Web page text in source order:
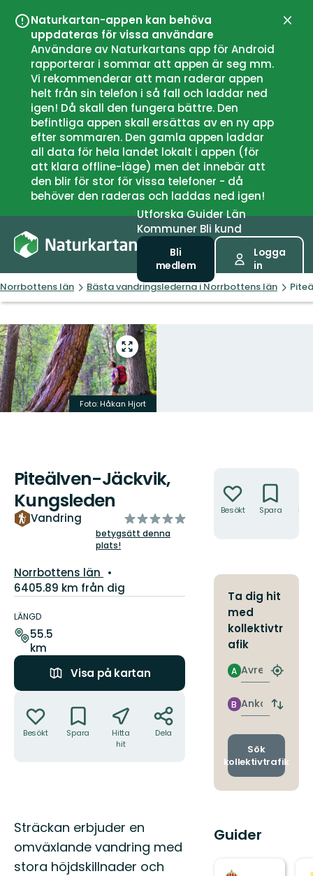
Naturkartan-appen kan behöva
uppdateras för vissa användare
Användare av Naturkartans app för Android
rapporterar i sommar att appen är seg mm.
Vi rekommenderar att man raderar appen
helt från sin telefon i så fall och laddar ned
igen! Då skall den fungera bättre. Den
befintliga appen skall ersättas av en ny app
efter sommaren. Den gamla appen laddar
all data för hela landet lokalt i appen (för
att klara offline-läge) men det innebär att
den blir för stor för vissa telefoner - då
behöver den raderas och laddas ned igen!
UtforskaGuiderLän
Kommuner Bli kund
Bli
medlem
Logga
in
Norrbottens län Bästa vandringslederna i Norrbottens län
Gå
till
helskärmsläge
Foto: Håkan Hjort
Piteälven-Jäckvik,
Kungsleden
Vandring
av
5
betygsätt denna
plats!
Län:
Norrbottens län
6405.89 km från dig
om
leden
LÄNGD
55.5
km
Visa på kartan
Besökt Spara
Hitta
hit
Dela
Beskrivning
Sträckan erbjuder en
omväxlande vandring med
stora höjdskillnader och
Besökt Spara
Ta dig hit
med
kollektivtr
afik
Avresa
A
Hitta
Ankomst
B
Byt
och
Sök
kollektivtrafik
Guider